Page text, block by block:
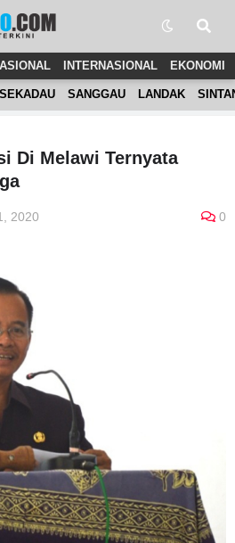
INTERNASIONAL EKONOMI
SEKADAU SANGGAU LANDAK
Di Melawi Ternyata
2020 0